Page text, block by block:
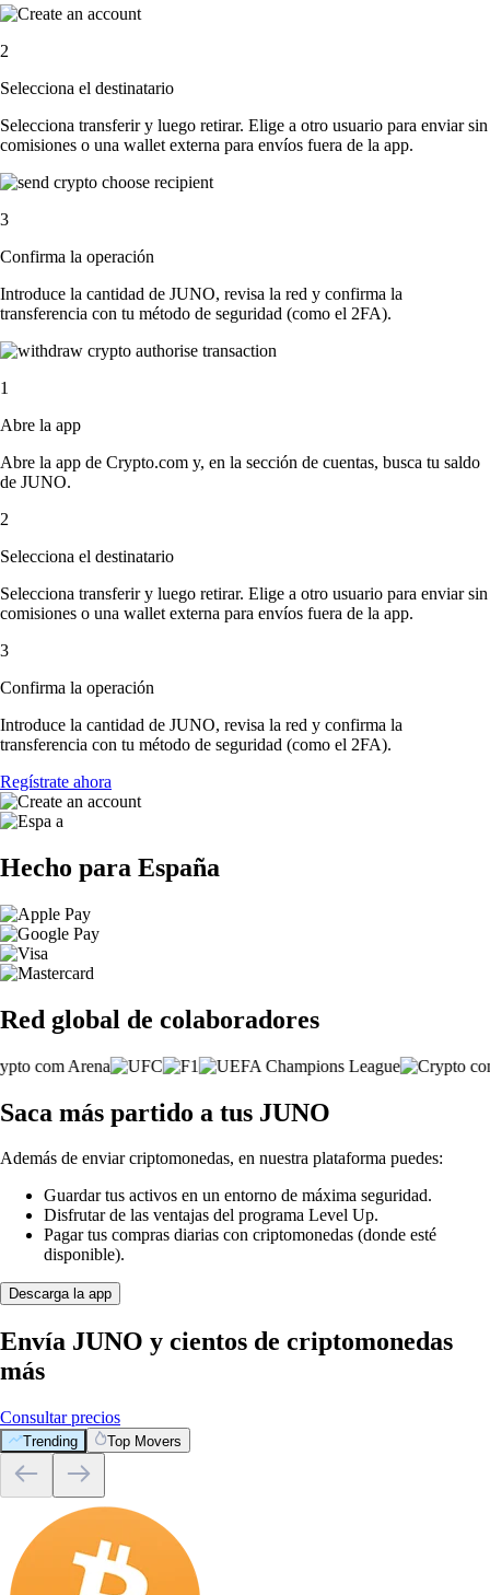
2
Selecciona el destinatario
Selecciona transferir y luego retirar. Elige a otro usuario para enviar sin
comisiones o una wallet externa para envíos fuera de la app.
3
Confirma la operación
Introduce la cantidad de JUNO, revisa la red y confirma la
transferencia con tu método de seguridad (como el 2FA).
1
Abre la app
Abre la app de Crypto.com y, en la sección de cuentas, busca tu saldo
de JUNO.
2
Selecciona el destinatario
Selecciona transferir y luego retirar. Elige a otro usuario para enviar sin
comisiones o una wallet externa para envíos fuera de la app.
3
Confirma la operación
Introduce la cantidad de JUNO, revisa la red y confirma la
transferencia con tu método de seguridad (como el 2FA).
Regístrate ahora
Hecho para España
Red global de colaboradores
Saca más partido a tus JUNO
Además de enviar criptomonedas, en nuestra plataforma puedes:
Guardar tus activos en un entorno de máxima seguridad.
Disfrutar de las ventajas del programa Level Up.
Pagar tus compras diarias con criptomonedas (donde esté
disponible).
Descarga la app
Envía JUNO y cientos de criptomonedas
más
Consultar precios
Trending Top Movers